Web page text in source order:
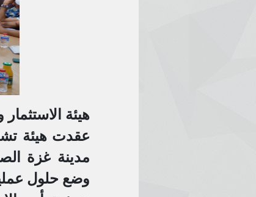
هيئة
عقدت هيئة
مدينة غزة
وضع حلول